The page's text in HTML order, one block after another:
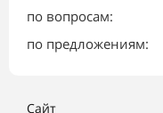
по вопросам:
по предложениям:
Сайт